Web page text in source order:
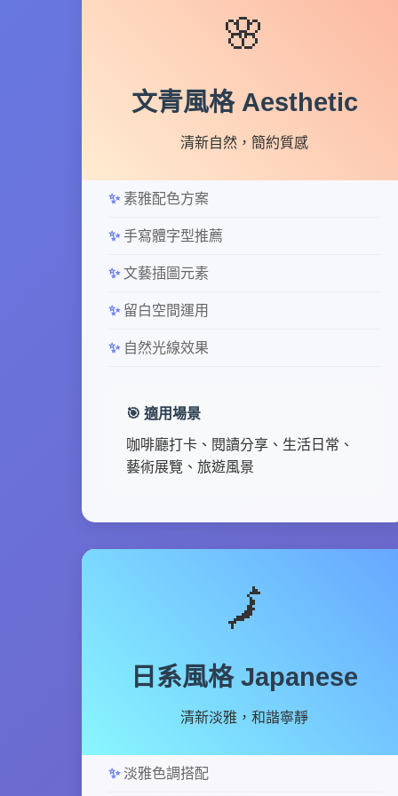
🌸
文青風格 Aesthetic
清新自然，簡約質感
素雅配色方案
手寫體字型推薦
文藝插圖元素
留白空間運用
自然光線效果
🎯 適用場景
咖啡廳打卡、閱讀分享、生活日常、
藝術展覽、旅遊風景
🗾
日系風格 Japanese
清新淡雅，和諧寧靜
淡雅色調搭配